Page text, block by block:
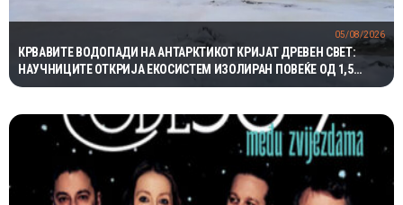
КРВАВИТЕ ВОДОПАДИ НА АНТАРКТИКОТ КРИЈАТ ДРЕВЕН СВЕТ:
НАУЧНИЦИТЕ ОТКРИЈА ЕКОСИСТЕМ ИЗОЛИРАН ПОВЕЌЕ ОД 1,5
МИЛИОНИ ГОДИНИ
05/08/2026